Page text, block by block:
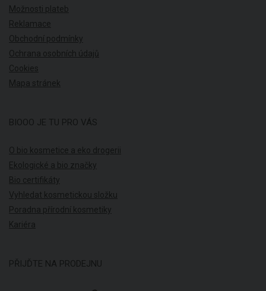
Možnosti plateb
Reklamace
Obchodní podmínky
Ochrana osobních údajů
Cookies
Mapa stránek
BIOOO JE TU PRO VÁS
O bio kosmetice a eko drogerii
Ekologické a bio značky
Bio certifikáty
Vyhledat kosmetickou složku
Poradna přírodní kosmetiky
Kariéra
PŘIJĎTE NA PRODEJNU